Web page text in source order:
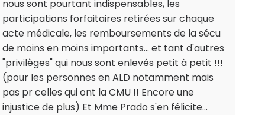
nous sont pourtant indispensables, les
participations forfaitaires retirées sur chaque
acte médicale, les remboursements de la sécu
de moins en moins importants... et tant d'autres
"privilèges" qui nous sont enlevés petit à petit !!!
(pour les personnes en ALD notamment mais
pas pr celles qui ont la CMU !! Encore une
injustice de plus) Et Mme Prado s'en félicite...